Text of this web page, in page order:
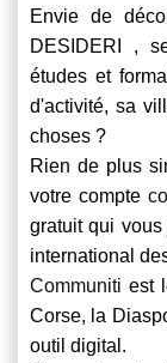
Envie de
DESIDERI ,
études et
d'activité, sa
choses ?
Rien de plus
votre compte
gratuit qui vous
international
Communiti est
Corse, la
outil digital.